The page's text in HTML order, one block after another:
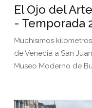
El Ojo del
- Temporada
Muchísimos
de Venecia a San
Museo Moderno de